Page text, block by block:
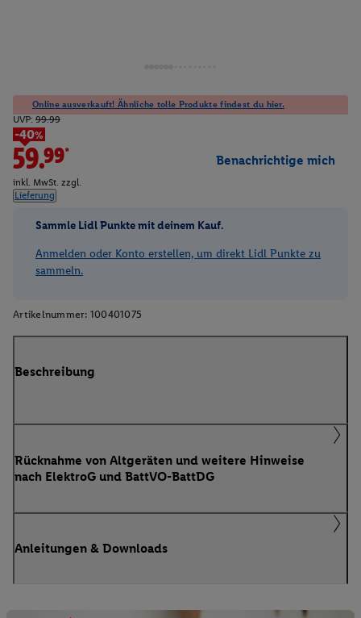
Online ausverkauft! Ähnliche tolle Produkte findest du hier.
UVP: 99.99
-40%
59.99*
inkl. MwSt. zzgl.
Lieferung
Benachrichtige mich
Sammle Lidl Punkte mit deinem Kauf.
Anmelden oder Konto erstellen, um direkt Lidl Punkte zu
sammeln.
Artikelnummer: 100401075
Beschreibung
Rücknahme von Altgeräten und weitere Hinweise
nach ElektroG und BattVO-BattDG
Anleitungen & Downloads